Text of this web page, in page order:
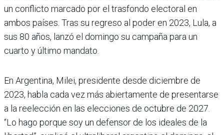
un conflicto marcado por el trasfondo electoral en
ambos países. Tras su regreso al poder en 2023, Lula, a
sus 80 años, lanzó el domingo su campaña para un
cuarto y último mandato.
En Argentina, Milei, presidente desde diciembre de
2023, habla cada vez más abiertamente de presentarse
a la reelección en las elecciones de octubre de 2027.
“Lo hago porque soy un defensor de los ideales de la